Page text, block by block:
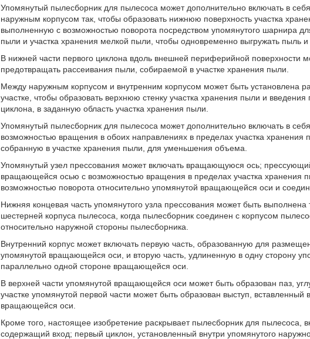
Упомянутый пылесборник для пылесоса может дополнительно включать в
наружным корпусом так, чтобы образовать нижнюю поверхность участка
выполненную с возможностью поворота посредством упомянутого шарнира
пыли и участка хранения мелкой пыли, чтобы одновременно выгружать пыль
В нижней части первого циклона вдоль внешней периферийной поверхности
предотвращать рассеивания пыли, собираемой в участке хранения пыли.
Между наружным корпусом и внутренним корпусом может быть установлена
участке, чтобы образовать верхнюю стенку участка хранения пыли и
циклона, в заданную область участка хранения пыли.
Упомянутый пылесборник для пылесоса может дополнительно включать в
возможностью вращения в обоих направлениях в пределах участка хранения
собранную в участке хранения пыли, для уменьшения объема.
Упомянутый узел прессования может включать вращающуюся ось;
вращающейся осью с возможностью вращения в пределах участка хранения
возможностью поворота относительно упомянутой вращающейся оси и
Нижняя концевая часть упомянутого узла прессования может быть
шестерней корпуса пылесоса, когда пылесборник соединен с корпусом
относительно наружной стороны пылесборника.
Внутренний корпус может включать первую часть, образованную для
упомянутой вращающейся оси, и вторую часть, удлиненную в одну сторону
параллельно одной стороне вращающейся оси.
В верхней части упомянутой вращающейся оси может быть образован паз,
участке упомянутой первой части может быть образован выступ,
вращающейся оси.
Кроме того, настоящее изобретение раскрывает пылесборник для пылесоса,
содержащий вход; первый циклон, установленный внутри упомянутого